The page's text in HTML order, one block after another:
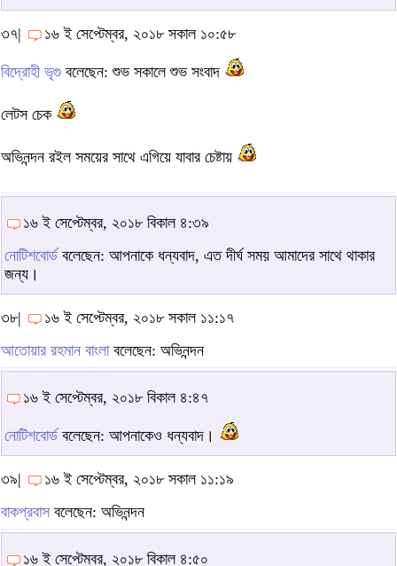
৩৭| ১৬ ই সেপ্টেম্বর, ২০১৮ সকাল ১০:৫৮
বিদ্রোহী ভৃগু বলেছেন: শুভ সকালে শুভ সংবাদ
লেটস চেক
অভিনন্দন রইল সময়ের সাথে এগিয়ে যাবার চেষ্টায়
১৬ ই সেপ্টেম্বর, ২০১৮ বিকাল ৪:৩৯
নোটিশবোর্ডবলেছেন: আপনাকে ধন্যবাদ, এত দীর্ঘ সময় আমাদের সাথে থাকার
জন্য।
৩৮|
১৬ ই সেপ্টেম্বর, ২০১৮ সকাল ১১:১৭
আতোয়ার রহমান বাংলাবলেছেন: অভিনন্দন
১৬ ই সেপ্টেম্বর, ২০১৮ বিকাল ৪:৪৭
নোটিশবোর্ডবলেছেন: আপনাকেও ধন্যবাদ।
৩৯|
১৬ ই সেপ্টেম্বর, ২০১৮ সকাল ১১:১৯
বাকপ্রবাস বলেছেন: অভিনন্দন
১৬ ই সেপ্টেম্বর, ২০১৮ বিকাল ৪:৫০